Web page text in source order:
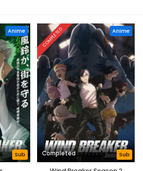
Anime
Sub
COMPLETED Anime
Completed Sub